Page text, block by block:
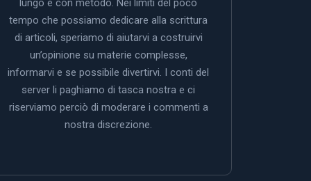
lungo e con metodo. Nei limiti del poco
tempo che possiamo dedicare alla scrittura
di articoli, speriamo di aiutarvi a costruirvi
un’opinione su materie complesse,
informarvi e se possibile divertirvi. I conti del
server li paghiamo di tasca nostra e ci
riserviamo perciò di moderare i commenti a
nostra discrezione.